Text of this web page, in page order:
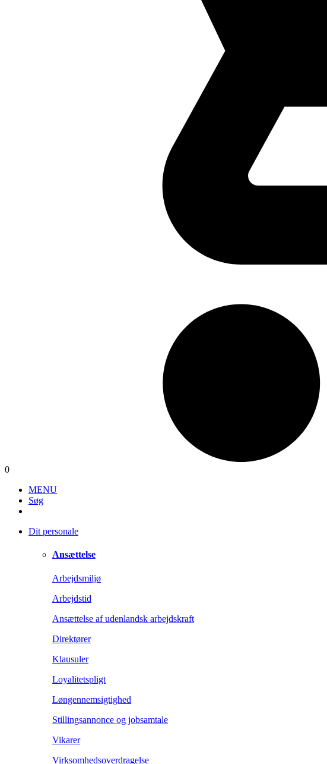
0
MENU
Søg
Dit personale
Ansættelse
Arbejdsmiljø
Arbejdstid
Ansættelse af udenlandsk arbejdskraft
Direktører
Klausuler
Loyalitetspligt
Løngennemsigtighed
Stillingsannonce og jobsamtale
Vikarer
Virksomhedsoverdragelse